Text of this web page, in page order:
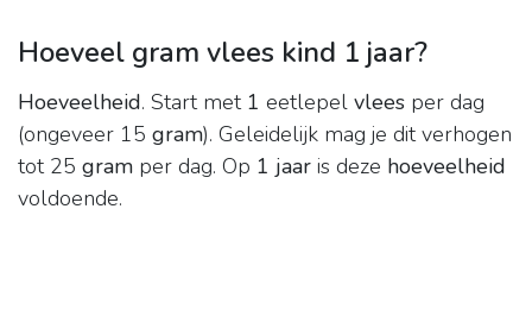
Hoeveel gram vlees kind 1 jaar?
Hoeveelheid. Start met 1 eetlepel vlees per dag
(ongeveer 15 gram). Geleidelijk mag je dit verhogen
tot 25 gram per dag. Op 1 jaar is deze hoeveelheid
voldoende.